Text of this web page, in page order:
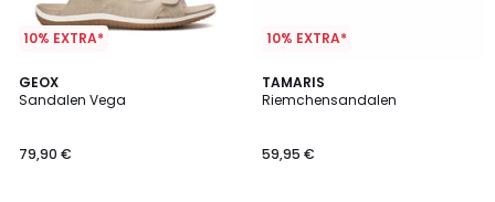
10% EXTRA*
GEOX
Sandalen Vega
79,90 €
5
/
10% EXTRA*
TAMARIS
Riemchensandalen
59,95 €
4,5
/ 5